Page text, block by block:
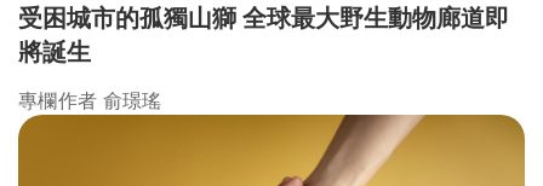
受困城市的孤獨山獅 全球最大野生動物廊道即
將誕生
專欄作者 俞璟瑤